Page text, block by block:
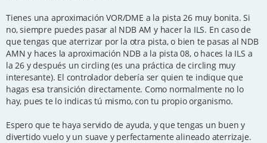
Tienes una aproximación VOR/DME a la pista 26 muy bonita. Si
no, siempre puedes pasar al NDB AM y hacer la ILS. En caso de
que tengas que aterrizar por la otra pista, o bien te pasas al NDB
AMN y haces la aproximación NDB a la pista 08, o haces la ILS a
la 26 y después un circling (es una práctica de circling muy
interesante). El controlador debería ser quien te indique que
hagas esa transición directamente. Como normalmente no lo
hay, pues te lo indicas tú mismo, con tu propio organismo.
Espero que te haya servido de ayuda, y que tengas un buen y
divertido vuelo y un suave y perfectamente alineado aterrizaje.